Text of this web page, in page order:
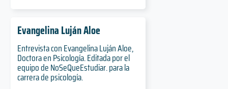
Evangelina Luján Aloe
Entrevista con Evangelina Luján Aloe,
Doctora en Psicología. Editada por el
equipo de NoSeQueEstudiar. para la
carrera de psicología.